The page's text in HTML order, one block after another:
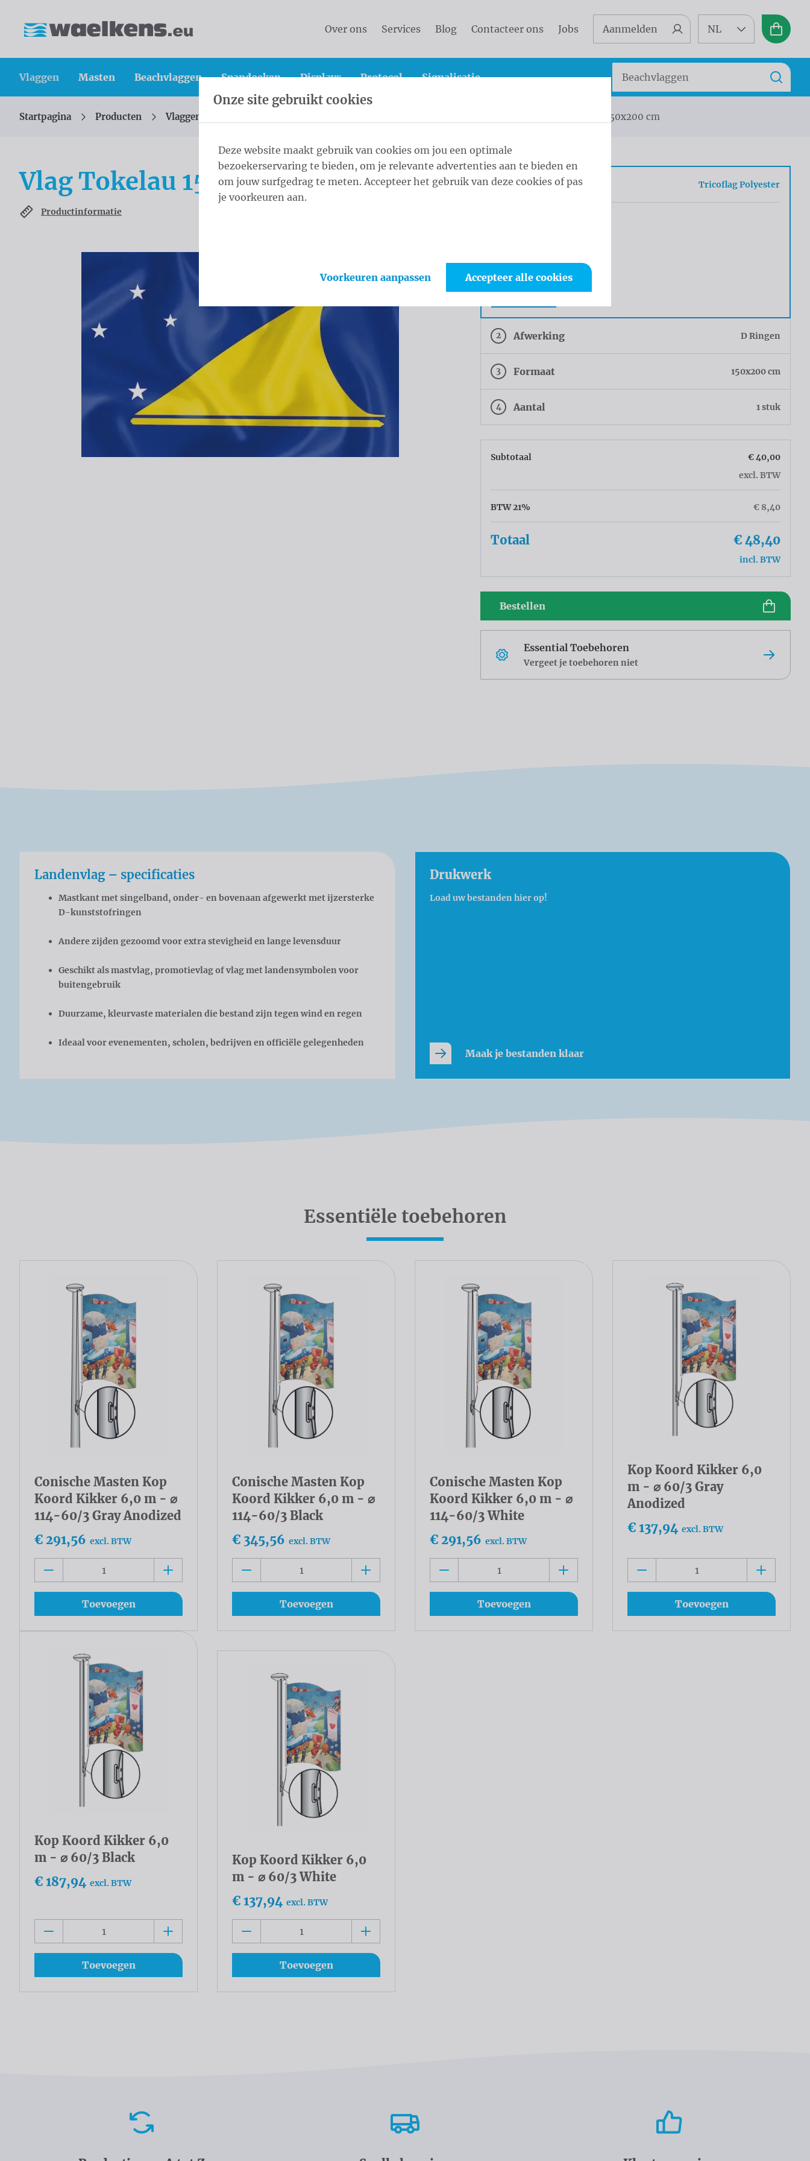
Over ons Services Blog Contacteer ons Jobs Aanmelden NL
Vlaggen Masten Beachvlaggen Spandoeken Displays Protocol Signalisatie
Zoeken
Zoek
U bevindt zich hier:
Startpagina Producten Vlaggen Vlag Tokelau 150x200 cm
Vlag Tokelau 150x200 cm
Productinformatie
1 Weefsel Tricoflag Polyester
2 Afwerking D Ringen
3 Formaat 150x200 cm
4 Aantal 1 stuk
Subtotaal
€ 40,00
excl. BTW
BTW 21% € 8,40
Totaal € 48,40
incl. BTW
Bestellen
Essential Toebehoren
Vergeet je toebehoren niet
Landenvlag – specificaties
Mastkant met singelband, onder- en bovenaan afgewerkt met ijzersterke
D-kunststofringen
Andere zijden gezoomd voor extra stevigheid en lange levensduur
Geschikt als mastvlag, promotievlag of vlag met landensymbolen voor
buitengebruik
Duurzame, kleurvaste materialen die bestand zijn tegen wind en regen
Ideaal voor evenementen, scholen, bedrijven en officiële gelegenheden
Drukwerk
Load uw bestanden hier op!
Maak je bestanden klaar
Essentiële toebehoren
Conische Masten Kop
Koord Kikker 6,0 m - ⌀
114-60/3 Gray Anodized
€ 291,56 excl. BTW
Toevoegen
Conische Masten Kop
Koord Kikker 6,0 m - ⌀
114-60/3 Black
€ 345,56 excl. BTW
Toevoegen
Conische Masten Kop
Koord Kikker 6,0 m - ⌀
114-60/3 White
€ 291,56 excl. BTW
Toevoegen
Kop Koord Kikker 6,0
m - ⌀ 60/3 Gray
Anodized
€ 137,94 excl. BTW
Toevoegen
Kop Koord Kikker 6,0
m - ⌀ 60/3 Black
€ 187,94 excl. BTW
Toevoegen
Kop Koord Kikker 6,0
m - ⌀ 60/3 White
€ 137,94 excl. BTW
Toevoegen
Onze site gebruikt cookies
Deze website maakt gebruik van cookies om jou een optimale
bezoekerservaring te bieden, om je relevante advertenties aan te bieden en
om jouw surfgedrag te meten. Accepteer het gebruik van deze cookies of pas
je voorkeuren aan.
Voorkeuren aanpassen Accepteer alle cookies